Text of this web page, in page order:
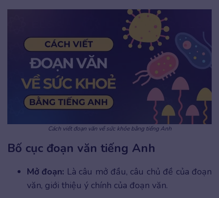
Cách viết đoạn văn về sức khỏe bằng tiếng Anh
Bố cục đoạn văn tiếng Anh
Mở đoạn: Là câu mở đầu, câu chủ đề của đoạn
văn, giới thiệu ý chính của đoạn văn.